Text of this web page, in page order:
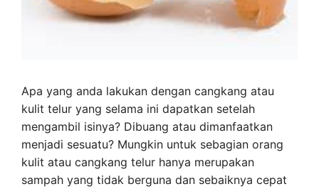
Apa yang anda lakukan dengan cangkang atau
kulit telur yang selama ini dapatkan setelah
mengambil isinya? Dibuang atau dimanfaatkan
menjadi sesuatu? Mungkin untuk sebagian orang
kulit atau cangkang telur hanya merupakan
sampah yang tidak berguna dan sebaiknya cepat